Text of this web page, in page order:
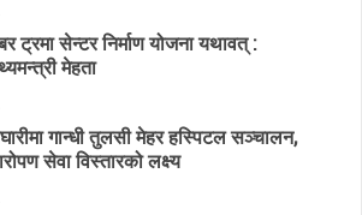
ट्रमा सेन्टर निर्माण योजना यथावत् :
मेहता
गान्धी तुलसी मेहर हस्पिटल सञ्चालन,
सेवा विस्तारको लक्ष्य